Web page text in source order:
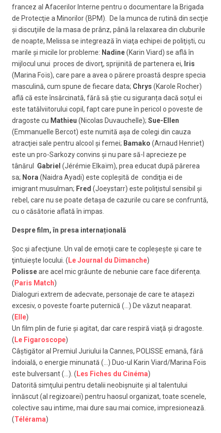
francez al Afacerilor Interne pentru o documentare la Brigada
de Protecţie a Minorilor (BPM). De la munca de rutină din secţie
şi discuţiile de la masa de prânz, până la relaxarea din cluburile
de noapte, Melissa se integrează în viaţa echipei de poliţişti, cu
marile şi micile lor probleme: Nadine(Karin Viard) se află în
mijlocul unui proces de divorţ, sprijinită de partenera ei, Iris
(Marina Foïs), care pare a avea o părere proastă despre specia
masculină, cum spune de fiecare data; Chrys (Karole Rocher)
află că este însărcinată, fără să știe cu siguranța dacă soţul ei
este tatălviitorului copil, fapt care pune în pericol o poveste de
dragoste cu Mathieu (Nicolas Duvauchelle); Sue-Ellen
(Emmanuelle Bercot) este numită aşa de colegi din cauza
atracţiei sale pentru alcool şi femei; Bamako (Arnaud Henriet)
este un pro-Sarkozy convins şi nu pare să-l aprecieze pe
tânărul Gabriel (Jérémie Elkaïm), prea educat după părerea
sa; Nora (Naidra Ayadi) este copleşită de condiţia ei de
imigrant musulman; Fred (Joeystarr) este poliţistul sensibil şi
rebel, care nu se poate detaşa de cazurile cu care se confruntă,
cu o căsătorie aflată în impas.
Despre film,în presa internațională
Şoc şi afecţiune. Un val de emoţii care te copleşeşte şi care te
ţintuieşte locului. ( Le Journal du Dimanche)
Polisseare acel mic grăunte de nebunie care face diferenţa.
( Paris Match)
Dialoguri extrem de adecvate, personaje de care te ataşezi
excesiv, o poveste foarte puternică (…) De văzut neaparat.
( Elle)
Un film plin de furie și agitat, dar care respiră viaţă şi dragoste.
( Le Figaroscope)
Câștigător al Premiul Juriului la Cannes, POLISSE emană, fără
îndoială, o energie minunată (…) Duo-ul Karin Viard/Marina Foïs
este bulversant (…). ( Les Fiches du Cinéma)
Datorită simţului pentru detalii neobişnuite şi al talentului
înnăscut (al regizoarei) pentru haosul organizat, toate scenele,
colective sau intime, mai dure sau mai comice, impresionează.
(Télérama)